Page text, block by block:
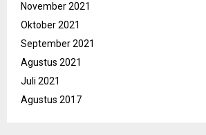
November 2021
Oktober 2021
September 2021
Agustus 2021
Juli 2021
Agustus 2017